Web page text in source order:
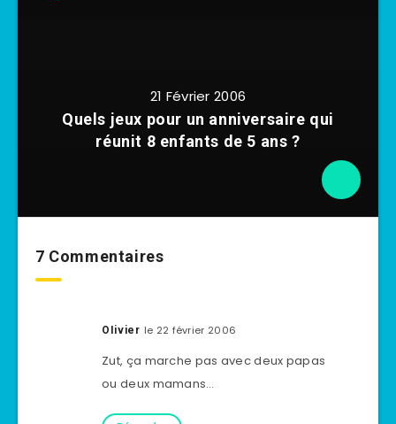
21 Février 2006
Quels jeux pour un anniversaire qui
réunit 8 enfants de 5 ans ?
7 Commentaires
OIivier le 22 février 2006
Zut, ça marche pas avec deux papas
ou deux mamans…